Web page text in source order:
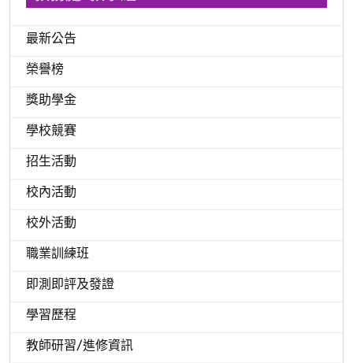
最新公告
榮譽榜
獎助學金
學校競賽
招生活動
校內活動
校外活動
職業訓練班
即測即評及發證
學習歷程
教師研習/進修資訊